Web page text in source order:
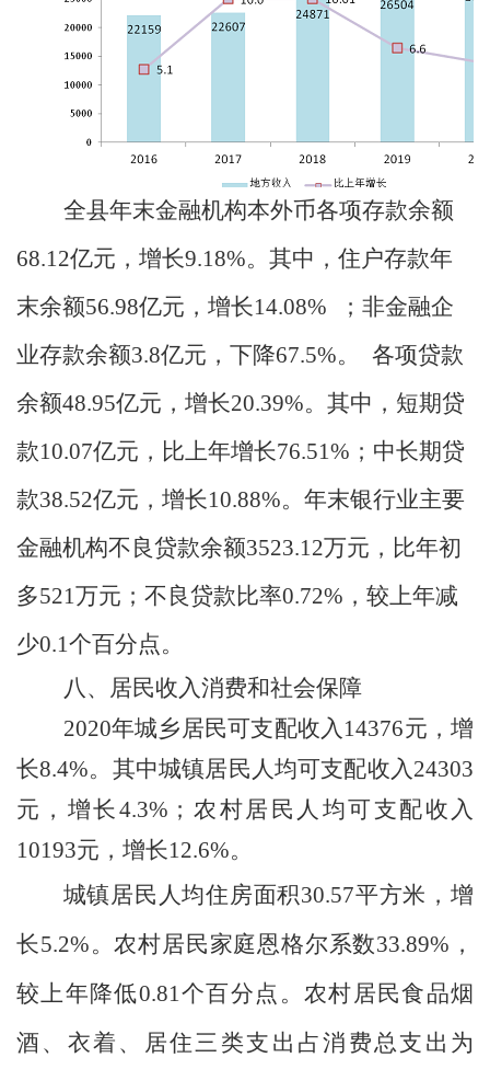
全县年末金融机构本外币各项存款余额
68.12亿元，增长9.18%。其中，住户存款年
末余额56.98亿元，增长14.08%
；非金融企
业存款余额3.8亿元，下降67.5%。
各项贷款
余额48.95亿元，增长20.39%。其中，短期贷
款10.07亿元，比上年增长76.51% ；中长期贷
款38.52亿元，增长10.88%。年末银行业主要
金融机构不良贷款余额3523.12万元，比年初
多521万元；不良贷款比率0.72% ，较上年减
少0.1个百分点。
八、居民收入消费和社会保障
2020年城乡居民可支配收入 14376元，增
长8.4%。其中城镇居民人均可支配收入 24303
元，增长 4.3% ；农村居民人均可支配收入
10193元，增长12.6%。
城镇居民人均住房面积30.57平方米，增
长5.2%。农村居民家庭恩格尔系数33.89% ，
较上年降低0.81 个百分点。农村居民食品烟
酒、衣着、居住三类支出占消费总支出为